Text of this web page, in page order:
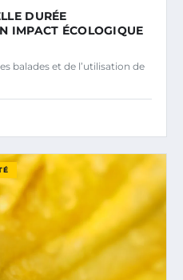
DURÉE
IMPACT ÉCOLOGIQUE
balades et de l’utilisation de